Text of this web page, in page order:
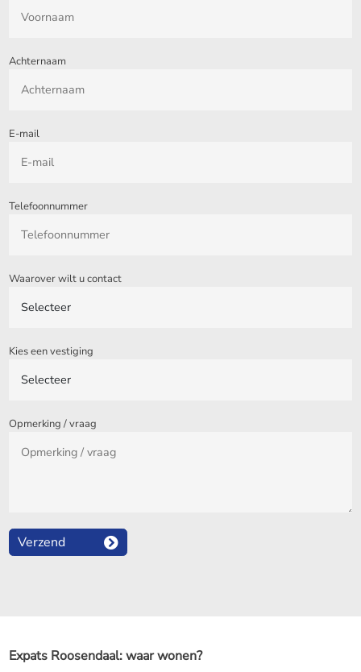
Achternaam
E-mail
Telefoonnummer
Waarover wilt u contact
Kies een vestiging
Opmerking / vraag
Verzend
Expats Roosendaal: waar wonen?